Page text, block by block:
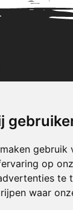
gebruik
op
te
waar
sneakers
sneakers